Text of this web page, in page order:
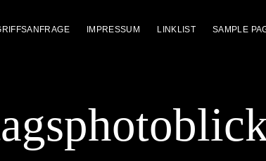
IMPRESSUM LINKLIST SAMPLE